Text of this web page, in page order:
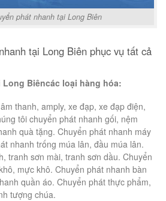
phát nhanh tại Long Biên
tại Long Biên phục vụ tất cả
Biêncác loại hàng hóa:
thanh, amply, xe đạp, xe đạp điện,
tôi chuyển phát nhanh gối, nệm
quà tặng. Chuyển phát nhanh máy
nhanh trống múa lân, đầu múa lân.
tranh sơn mài, tranh sơn dầu. Chuyển
mực khô. Chuyển phát nhanh bàn
quần áo. Chuyển phát thực phẩm,
tượng chúa.